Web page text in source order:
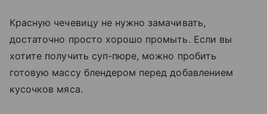
Красную чечевицу не нужно замачивать,
достаточно просто хорошо промыть. Если вы
хотите получить суп-пюре, можно пробить
готовую массу блендером перед добавлением
кусочков мяса.